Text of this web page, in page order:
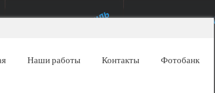
Наши работы Контакты Фотобанк